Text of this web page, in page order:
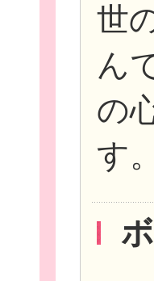
世
ん
の
す。